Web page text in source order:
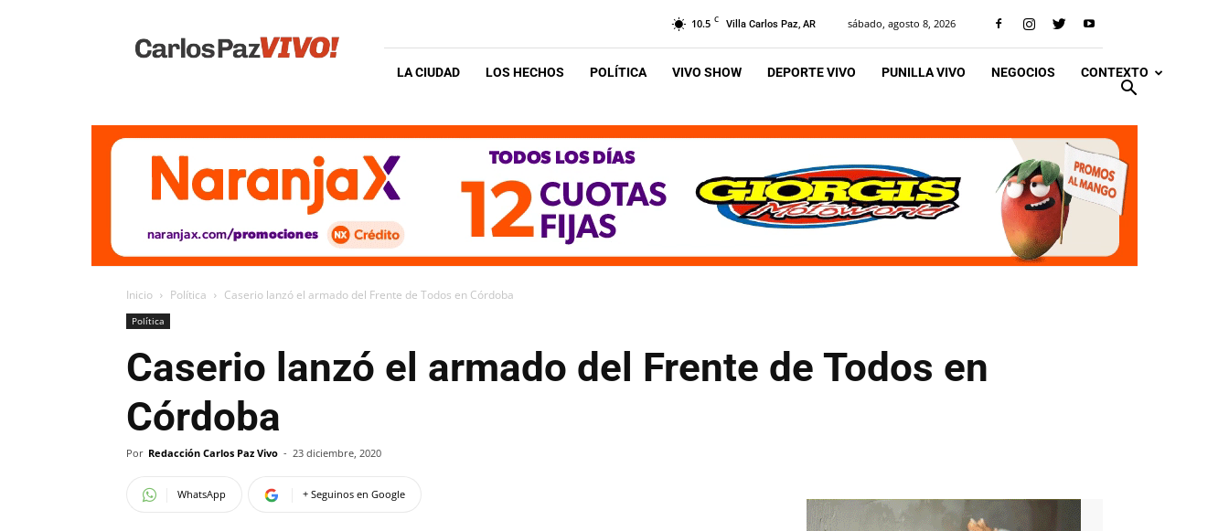
Vivo
10.5 C Villa Carlos Paz, AR sábado, agosto 8, 2026
LA CIUDAD LOS HECHOS POLÍTICA VIVO SHOW DEPORTE VIVO PUNILLA VIVO NEGOCIOS CONTEXTO
Inicio Política Caserio lanzó el armado del Frente de Todos en Córdoba
Política
Caserio lanzó el armado del Frente de Todos en
Córdoba
Por Redacción Carlos Paz Vivo - 23 diciembre, 2020
WhatsApp + Seguinos en Google